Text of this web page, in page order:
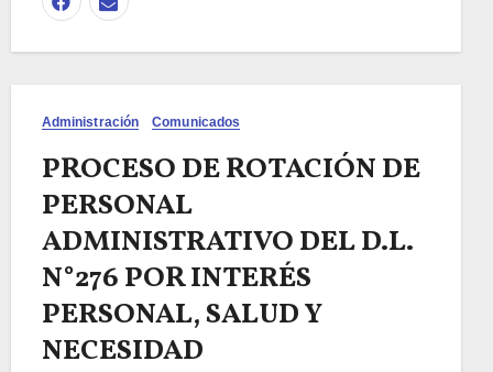
Administración Comunicados
PROCESO DE ROTACIÓN DE
PERSONAL
ADMINISTRATIVO DEL D.L.
N°276 POR INTERÉS
PERSONAL, SALUD Y
NECESIDAD